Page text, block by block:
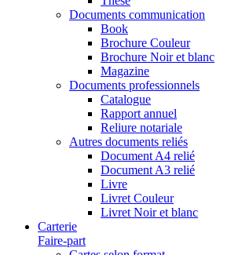
Documents communication
Book
Brochure Couleur
Brochure Noir et blanc
Magazine
Documents professionnels
Catalogue
Rapport annuel
Reliure notariale
Autres documents reliés
Document A4 relié
Document A3 relié
Livre
Livret Couleur
Livret Noir et blanc
Carterie
Faire-part